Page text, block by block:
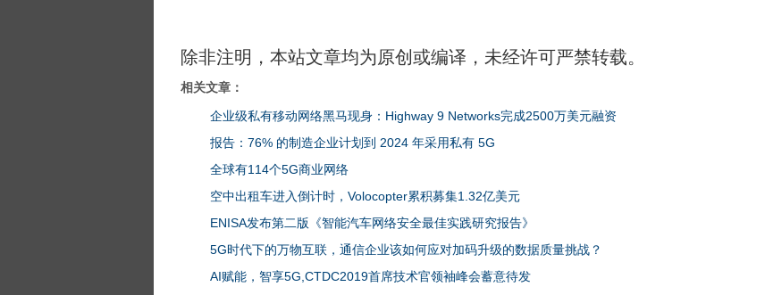
除非注明，本站文章均为原创或编译，未经许可严禁转载。
相关文章：
企业级私有移动网络黑马现身：Highway 9 Networks完成2500万美元融资
报告：76% 的制造企业计划到 2024 年采用私有 5G
全球有114个5G商业网络
空中出租车进入倒计时，Volocopter累积募集1.32亿美元
ENISA发布第二版《智能汽车网络安全最佳实践研究报告》
5G时代下的万物互联，通信企业该如何应对加码升级的数据质量挑战？
AI赋能，智享5G,CTDC2019首席技术官领袖峰会蓄意待发